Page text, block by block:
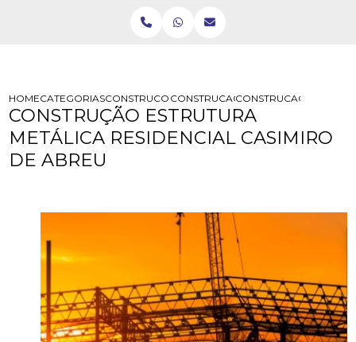
HOMECATEGORIASCONSTRUCOES DE ESTRUTURAS METALICAS
CONSTRUCAO TRELICA METALICA
CONSTRUCAO
CONSTRUÇÃO ESTRUTURA
METÁLICA RESIDENCIAL CASIMIRO
DE ABREU